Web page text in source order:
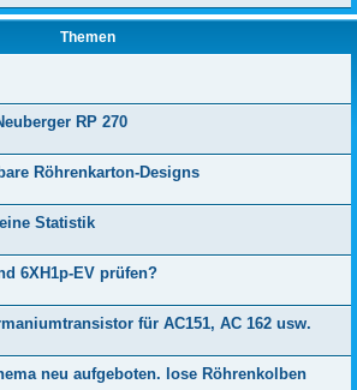
Themen
RP 270
Röhrenkarton-Designs
Statistik
6XH1p-EV prüfen?
für AC151, AC 162 usw.
neu aufgeboten. lose Röhrenkolben